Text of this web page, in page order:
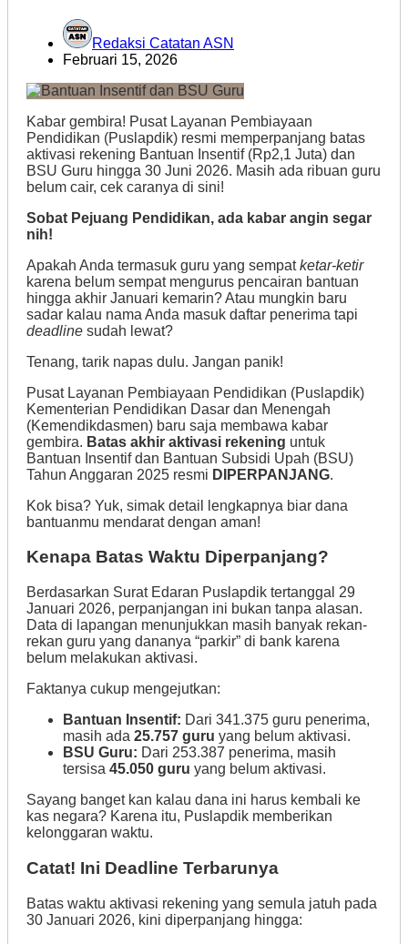
Redaksi Catatan ASN
Februari 15, 2026
Kabar gembira! Pusat Layanan Pembiayaan
Pendidikan (Puslapdik) resmi memperpanjang batas
aktivasi rekening Bantuan Insentif (Rp2,1 Juta) dan
BSU Guru hingga 30 Juni 2026. Masih ada ribuan guru
belum cair, cek caranya di sini!
Sobat Pejuang Pendidikan, ada kabar angin segar
nih!
Apakah Anda termasuk guru yang sempatketar-ketir
karena belum sempat mengurus pencairan bantuan
hingga akhir Januari kemarin? Atau mungkin baru
sadar kalau nama Anda masuk daftar penerima tapi
deadline sudah lewat?
Tenang, tarik napas dulu. Jangan panik!
Pusat Layanan Pembiayaan Pendidikan (Puslapdik)
Kementerian Pendidikan Dasar dan Menengah
(Kemendikdasmen) baru saja membawa kabar
gembira. Batas akhir aktivasi rekening untuk
Bantuan Insentif dan Bantuan Subsidi Upah (BSU)
Tahun Anggaran 2025 resmi DIPERPANJANG.
Kok bisa? Yuk, simak detail lengkapnya biar dana
bantuanmu mendarat dengan aman!
Kenapa Batas Waktu Diperpanjang?
Berdasarkan Surat Edaran Puslapdik tertanggal 29
Januari 2026, perpanjangan ini bukan tanpa alasan.
Data di lapangan menunjukkan masih banyak rekan-
rekan guru yang dananya “parkir” di bank karena
belum melakukan aktivasi.
Faktanya cukup mengejutkan:
Bantuan Insentif: Dari 341.375 guru penerima,
masih ada 25.757 guru yang belum aktivasi.
BSU Guru: Dari 253.387 penerima, masih
tersisa 45.050 guru yang belum aktivasi.
Sayang banget kan kalau dana ini harus kembali ke
kas negara? Karena itu, Puslapdik memberikan
kelonggaran waktu.
Catat! Ini Deadline Terbarunya
Batas waktu aktivasi rekening yang semula jatuh pada
30 Januari 2026, kini diperpanjang hingga: